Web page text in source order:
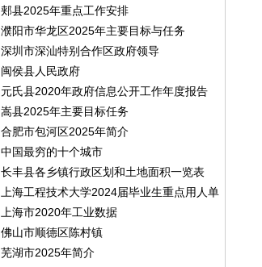
郏县2025年重点工作安排
濮阳市华龙区2025年主要目标与任务
深圳市深汕特别合作区政府领导
闽侯县人民政府
元氏县2020年政府信息公开工作年度报告
嵩县2025年主要目标任务
合肥市包河区2025年简介
中国最穷的十个城市
长丰县各乡镇行政区划和土地面积一览表
(2024版）
上海工程技术大学2024届毕业生重点用人单
位分布
上海市2020年工业数据
佛山市顺德区陈村镇
芜湖市2025年简介